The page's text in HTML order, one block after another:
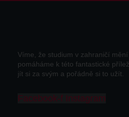
Víme, že studium v zahraničí
pomáháme k této fantastické
jít si za svým a pořádně si to užít.
Facebook-f Instagram